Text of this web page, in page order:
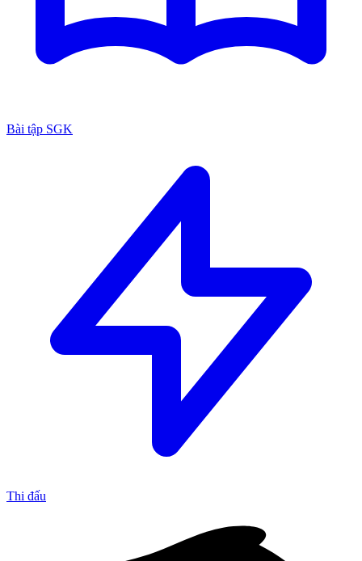
Bài tập SGK
Thi đấu